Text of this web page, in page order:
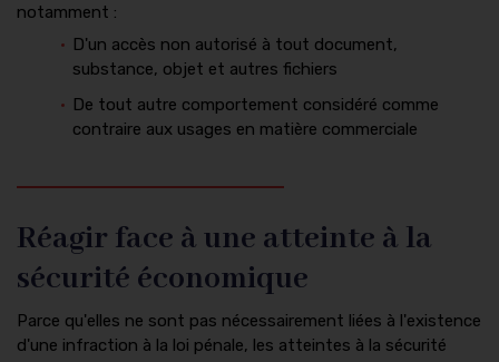
notamment :
D'un accès non autorisé à tout document,
substance, objet et autres fichiers
De tout autre comportement considéré comme
contraire aux usages en matière commerciale
Réagir face à une atteinte à la
sécurité économique
Parce qu'elles ne sont pas nécessairement liées à l'existence
d'une infraction à la loi pénale, les atteintes à la sécurité